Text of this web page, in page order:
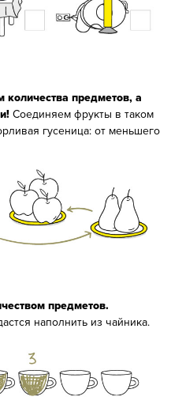
количества предметов, а
Соединяем фрукты в таком
гусеница: от меньшего
предметов.
наполнить из чайника.